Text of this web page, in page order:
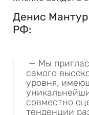
Денис
РФ:
— Мы
самого
уровня,
совместно
тенденции